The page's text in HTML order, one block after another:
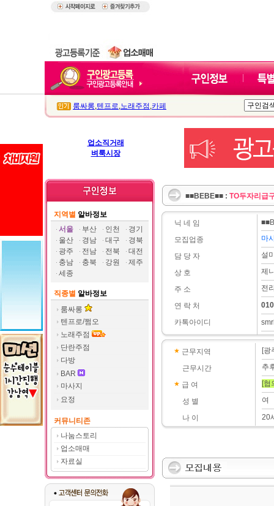
룸싸롱,텐프로,노래주점 ,카페
업소직거래
벼룩시장
지역별 알바정보
서울
부산 인천
경기
울산
경남 대구
경북
광주
전남 전북
대전
충남
충북 강원
제주
세종
직종별 알바정보
룸싸롱
텐프로/쩜오
노래주점
단란주점
다방
BAR
마사지
요정
커뮤니티존
나눔스토리
업소매매
자료실
■■BEBE■■ : TO두자리급
닉 네 임
모집업종
담 당 자
상 호
주 소
연 락 처
카톡아이디
마
설
제
전
근무지역
근무시간
급 여
성 별
나 이
[광
추
[협
여
20